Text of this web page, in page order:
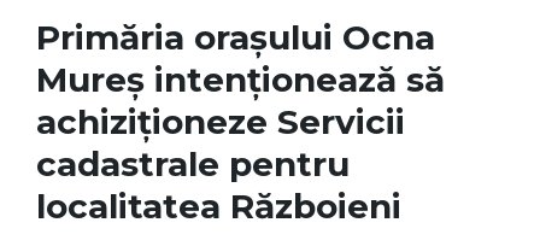
Primăria oraşului Ocna
Mureş intenţionează să
achiziţioneze Servicii
cadastrale pentru
localitatea Războieni